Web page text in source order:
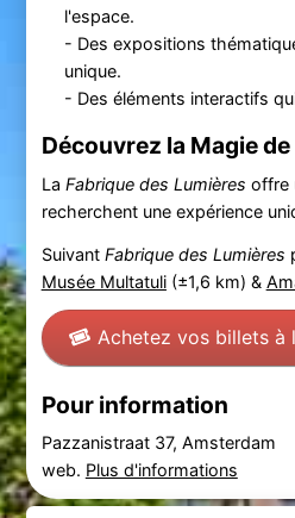
l'espace.
- Des expositions
unique.
- Des éléments interactifs
Découvrez la Magie
La Fabrique des Lumières offre
recherchent une expérience
Suivant Fabrique des Lumières
Musée Multatuli(±1,6 km) &
Achetez vos billets à
Pour information
Pazzanistraat 37, Amsterdam
web. Plus d'informations